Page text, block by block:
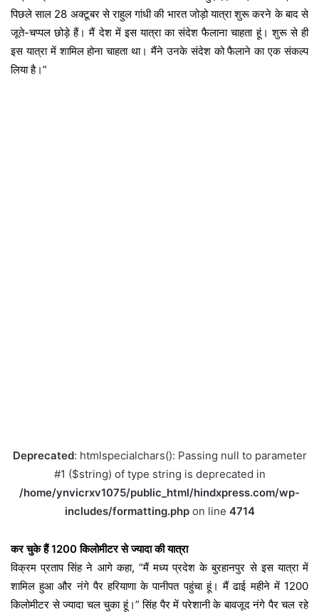
पिछले साल 28 अक्टूबर से राहुल गांधी की भारत जोड़ो यात्रा शुरू करने के बाद से
जूते-चप्पल छोड़े हैं। मैं देश में इस यात्रा का संदेश फैलाना चाहता हूं। शुरू से ही
इस यात्रा में शामिल होना चाहता था। मैंने उनके संदेश को फैलाने का एक संकल्प
लिया है।”
Deprecated: htmlspecialchars(): Passing null to parameter
#1 ($string) of type string is deprecated in
/home/ynvicrxv1075/public_html/hindxpress.com/wp-
includes/formatting.phpon line 4714
कर चुके हैं 1200 किलोमीटर से ज्यादा की यात्रा
विक्रम प्रताप सिंह ने आगे कहा, “मैं मध्य प्रदेश के बुरहानपुर से इस यात्रा में
शामिल हुआ और नंगे पैर हरियाणा के पानीपत पहुंचा हूं। मैं ढाई महीने में 1200
किलोमीटर से ज्यादा चल चुका हूं।” सिंह पैर में परेशानी के बावजूद नंगे पैर चल रहे